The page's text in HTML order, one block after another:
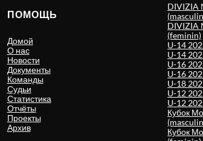
ПОМОЩЬ
Домой
О нас
Новости
Документы
Команды
Судьи
Статистика
Отчёты
Проекты
Архив
DIVIZIA
DIVIZIA
(feminin)
U-14
U-14
U-16
U-16
U-18
U-12
U-12
Кубок
Кубок